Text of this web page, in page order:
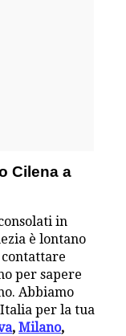
Cilena a
in
è lontano
per sapere
Abbiamo
per la tua
,Milano,